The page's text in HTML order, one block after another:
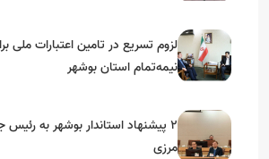
لزوم تسریع در تامین اعتبارات ملی
نیمه‌تمام استان بوشهر
۲ پیشنهاد استاندار بوشهر به
مرزی